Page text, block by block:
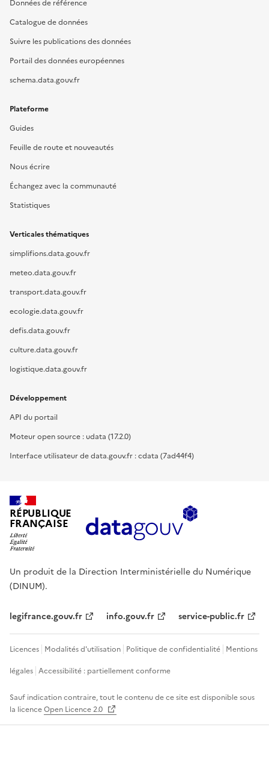
Données de référence
Catalogue de données
Suivre les publications des données
Portail des données européennes
schema.data.gouv.fr
Plateforme
Guides
Feuille de route et nouveautés
Nous écrire
Échangez avec la communauté
Statistiques
Verticales thématiques
simplifions.data.gouv.fr
meteo.data.gouv.fr
transport.data.gouv.fr
ecologie.data.gouv.fr
defis.data.gouv.fr
culture.data.gouv.fr
logistique.data.gouv.fr
Développement
API du portail
Moteur open source : udata (17.2.0)
Interface utilisateur de data.gouv.fr : cdata (7ad44f4)
RÉPUBLIQUE
FRANÇAISE
Un produit de la Direction Interministérielle du Numérique
(DINUM).
legifrance.gouv.fr info.gouv.fr service-public.fr
Licences Modalités d'utilisation Politique de confidentialité Mentions
légales Accessibilité : partiellement conforme
Sauf indication contraire, tout le contenu de ce site est disponible sous
la licenceOpen Licence 2.0